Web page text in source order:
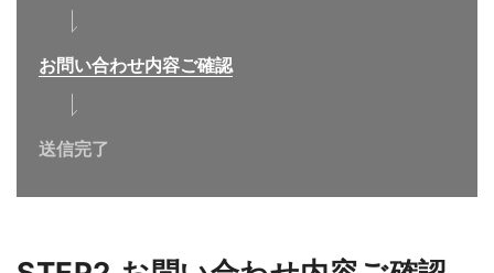
お問い合わせ内容ご確認
送信完了